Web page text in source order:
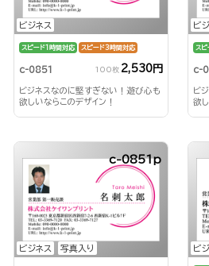
ビジネス
スピード1時間対応 スピード3時間対応
c-0851 100枚 2,530円
ビジネスなのに堅すぎない！遊び心も
欲しいならこのデザイン！
ビ
ス
c-
ビ
欲
ビジネス 写真入り
c-0851p
ビ